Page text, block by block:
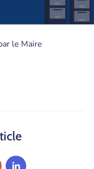
le Maire